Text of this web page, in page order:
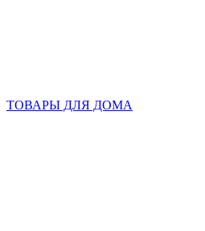
ТОВАРЫ ДЛЯ ДОМА